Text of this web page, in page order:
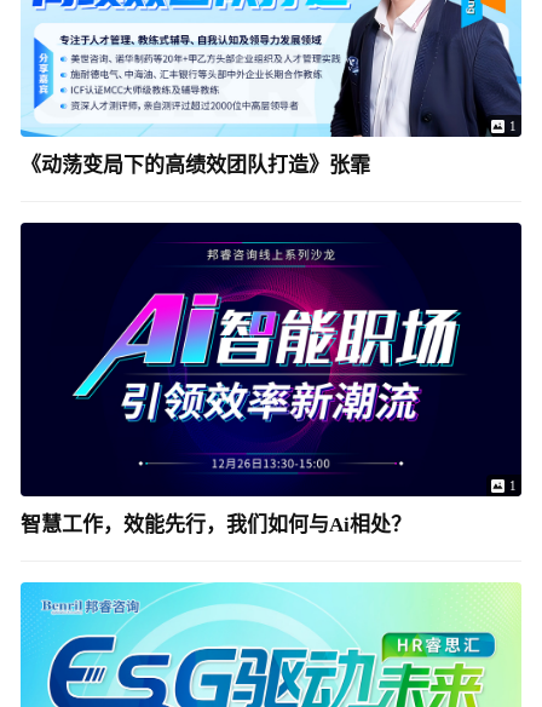
1
《动荡变局下的高绩效团队打造》张霏
1
智慧工作，效能先行，我们如何与Ai相处？